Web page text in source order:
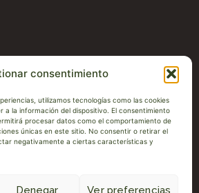
consentimiento
utilizamos tecnologías como las cookies
a la información del dispositivo. El consentimiento
procesar datos como el comportamiento de
únicas en este sitio. No consentir o retirar el
negativamente a ciertas características y
Denegar Ver preferencias